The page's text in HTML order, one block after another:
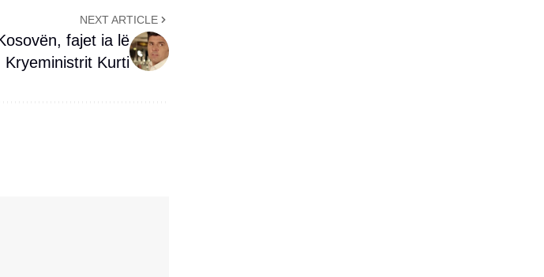
NEXT ARTICLE
fajet ia lë
Kryeministrit Kurti